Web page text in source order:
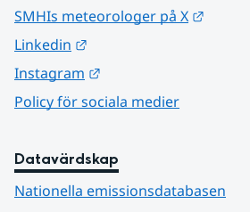
SMHIs meteorologer på X
Linkedin
Instagram
Policy för sociala medier
Datavärdskap
Nationella emissionsdatabasen